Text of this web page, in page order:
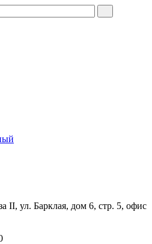
II, ул. Барклая, дом 6, стр. 5, офис